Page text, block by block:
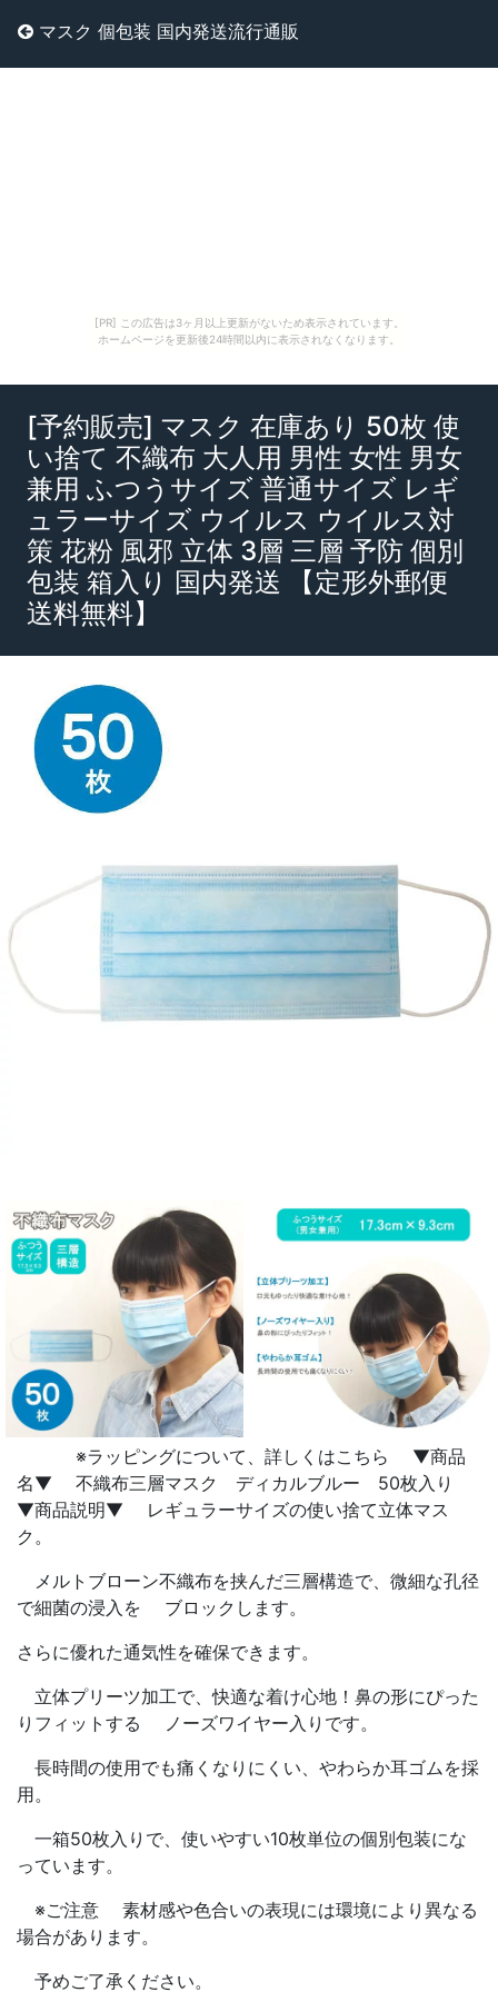
[PR] この広告は3ヶ月以上更新がないため表示されています。
ホームページを更新後24時間以内に表示されなくなります。
マスク 個包装 国内発送流行通販
[予約販売] マスク 在庫あり 50枚 使
い捨て 不織布 大人用 男性 女性 男女
兼用 ふつうサイズ 普通サイズ レギ
ュラーサイズ ウイルス ウイルス対
策 花粉 風邪 立体 3層 三層 予防 個別
包装 箱入り 国内発送 【定形外郵便
送料無料】
※ラッピングについて、詳しくはこちら ▼商品
名▼ 不織布三層マスク ディカルブルー 50枚入り
▼商品説明▼ レギュラーサイズの使い捨て立体マス
ク。
メルトブローン不織布を挟んだ三層構造で、微細な孔径
で細菌の浸入を ブロックします。
さらに優れた通気性を確保できます。
立体プリーツ加工で、快適な着け心地！鼻の形にぴった
りフィットする ノーズワイヤー入りです。
長時間の使用でも痛くなりにくい、やわらか耳ゴムを採
用。
一箱50枚入りで、使いやすい10枚単位の個別包装にな
っています。
※ご注意 素材感や色合いの表現には環境により異なる
場合があります。
予めご了承ください。